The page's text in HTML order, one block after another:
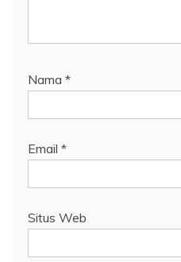
Nama *
Email *
Situs Web